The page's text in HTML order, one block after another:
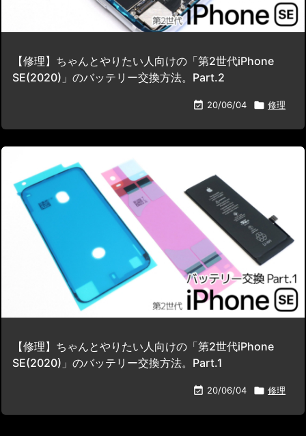
【修理】ちゃんとやりたい人向けの「第2世代iPhone
SE(2020)」のバッテリー交換方法。Part.2
 20/06/04  修理
【修理】ちゃんとやりたい人向けの「第2世代iPhone
SE(2020)」のバッテリー交換方法。Part.1
 20/06/04  修理